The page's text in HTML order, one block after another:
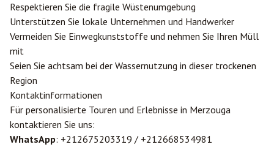
Respektieren Sie die fragile Wüstenumgebung
Unterstützen Sie lokale Unternehmen und Handwerker
Vermeiden Sie Einwegkunststoffe und nehmen Sie Ihren Müll
mit
Seien Sie achtsam bei der Wassernutzung in dieser trockenen
Region
Kontaktinformationen
Für personalisierte Touren und Erlebnisse in Merzouga
kontaktieren Sie uns:
WhatsApp: +212675203319 / +212668534981